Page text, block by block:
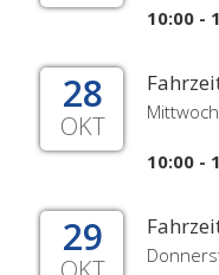
10:00 -
28
OKT
10:00 -
29